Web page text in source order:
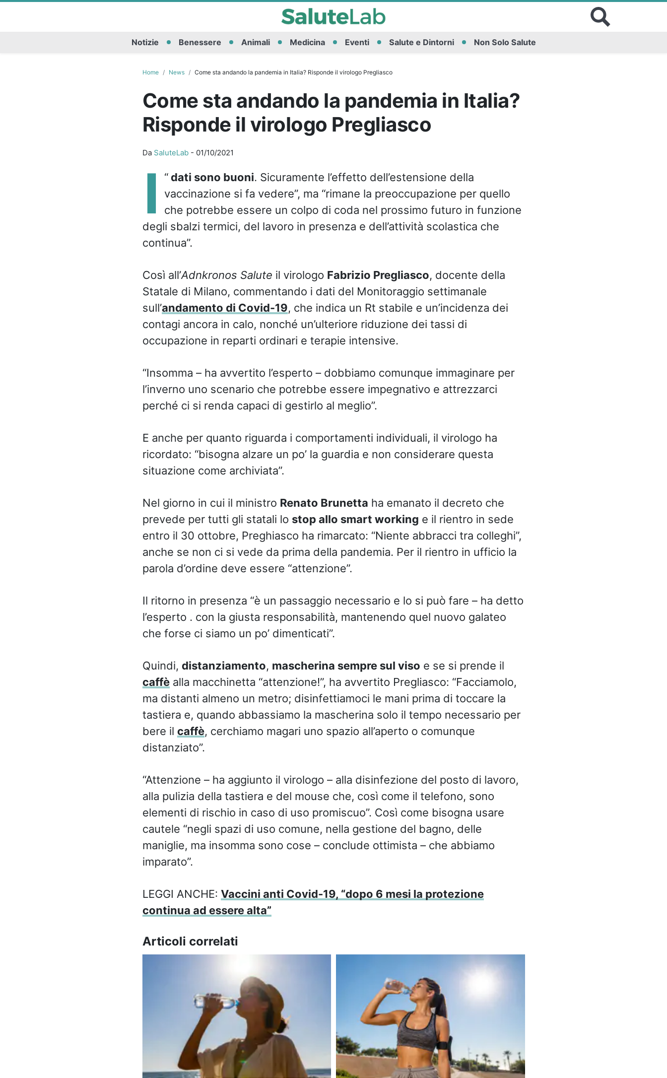
Notizie Benessere Animali Medicina Eventi Salute e Dintorni Non Solo Salute
Home News Come sta andando la pandemia in Italia? Risponde il virologo Pregliasco
Come sta andando la pandemia in Italia?
Risponde il virologo Pregliasco
Da SaluteLab- 01/10/2021
“
I dati sono buoni. Sicuramente l’effetto dell’estensione della
vaccinazione si fa vedere”, ma “rimane la preoccupazione per quello
che potrebbe essere un colpo di coda nel prossimo futuro in funzione
degli sbalzi termici, del lavoro in presenza e dell’attività scolastica che
continua”.
Così all’Adnkronos Salute il virologo Fabrizio Pregliasco, docente della
Statale di Milano, commentando i dati del Monitoraggio settimanale
sull’andamento di Covid-19, che indica un Rt stabile e un’incidenza dei
contagi ancora in calo, nonché un’ulteriore riduzione dei tassi di
occupazione in reparti ordinari e terapie intensive.
“Insomma – ha avvertito l’esperto – dobbiamo comunque immaginare per
l’inverno uno scenario che potrebbe essere impegnativo e attrezzarci
perché ci si renda capaci di gestirlo al meglio”.
E anche per quanto riguarda i comportamenti individuali, il virologo ha
ricordato: “bisogna alzare un po’ la guardia e non considerare questa
situazione come archiviata”.
Nel giorno in cui il ministro Renato Brunetta ha emanato il decreto che
prevede per tutti gli statali lo stop allo smart working e il rientro in sede
entro il 30 ottobre, Preghiasco ha rimarcato: “Niente abbracci tra colleghi”,
anche se non ci si vede da prima della pandemia. Per il rientro in ufficio la
parola d’ordine deve essere “attenzione”.
Il ritorno in presenza “è un passaggio necessario e lo si può fare – ha detto
l’esperto . con la giusta responsabilità, mantenendo quel nuovo galateo
che forse ci siamo un po’ dimenticati”.
Quindi, distanziamento, mascherina sempre sul viso e se si prende il
caffèalla macchinetta “attenzione!”, ha avvertito Pregliasco: “Facciamolo,
ma distanti almeno un metro; disinfettiamoci le mani prima di toccare la
tastiera e, quando abbassiamo la mascherina solo il tempo necessario per
bere il caffè, cerchiamo magari uno spazio all’aperto o comunque
distanziato”.
“Attenzione – ha aggiunto il virologo – alla disinfezione del posto di lavoro,
alla pulizia della tastiera e del mouse che, così come il telefono, sono
elementi di rischio in caso di uso promiscuo”. Così come bisogna usare
cautele “negli spazi di uso comune, nella gestione del bagno, delle
maniglie, ma insomma sono cose – conclude ottimista – che abbiamo
imparato”.
LEGGI ANCHE: Vaccini anti Covid-19, “dopo 6 mesi la protezione
continua ad essere alta”
Articoli correlati